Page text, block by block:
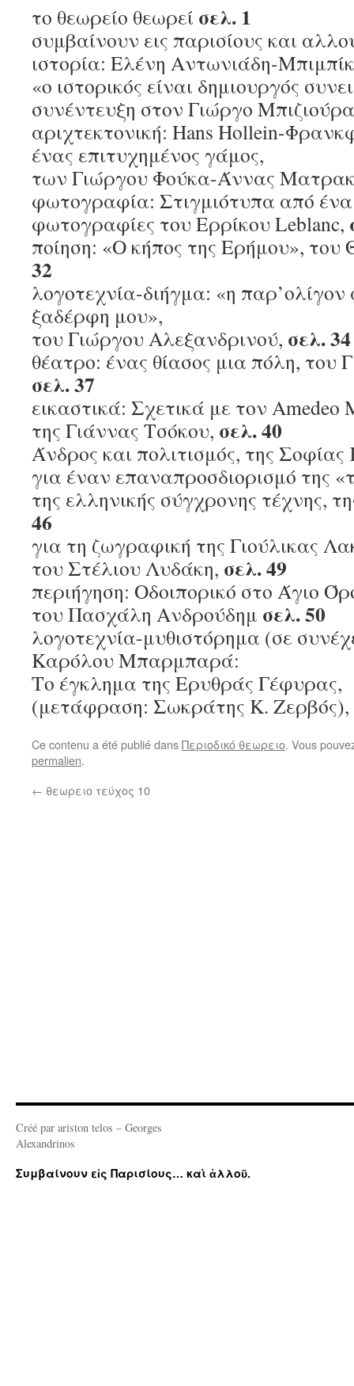
το θεωρείο θεωρεί σελ. 1
συμβαίνουν εις παρισίους και
ιστορία: Ελένη Αντωνιάδη-
«ο ιστορικός είναι δημιουργός
συνέντευξη στον Γιώργο
αριχτεκτονική: Hans Hollein-
ένας επιτυχημένος γάμος,
των Γιώργου Φούκα-Άννας
φωτογραφία: Στιγμιότυπα από ένα
φωτογραφίες του Ερρίκου Leblanc,
ποίηση: «Ο κήπος της Ερήμου»,
32
λογοτεχνία-διήγμα: «η
ξαδέρφη μου»,
του Γιώργου Αλεξανδρινού, σελ. 34
θέατρο: ένας θίασος μια πόλη, του
σελ. 37
εικαστικά: Σχετικά με τον Amedeo
της Γιάννας Τσόκου, σελ. 40
Άνδρος και πολιτισμός, της
για έναν επαναπροσδιορισμό της
της ελληνικής σύγχρονης τέχνης,
46
για τη ζωγραφική της Γιούλικας
του Στέλιου Λυδάκη, σελ. 49
περιήγηση: Οδοιπορικό στο Άγιο
του Πασχάλη Ανδρούδημ σελ. 50
λογοτεχνία-μυθιστόρημα (σε
Καρόλου Μπαρμπαρά:
Το έγκλημα της Ερυθράς Γέφυρας,
(μετάφραση: Σωκράτης Κ. Ζερβός),
Ce contenu a été publié dansΠεριοδικό θεωρειο. Vous
permalien.
← θεωρειο τεύχος 10
Créé par ariston telos – Georges
Alexandrinos
Συμβαίνουν εἰς Παρισίους… καὶ ἀλλοῦ.